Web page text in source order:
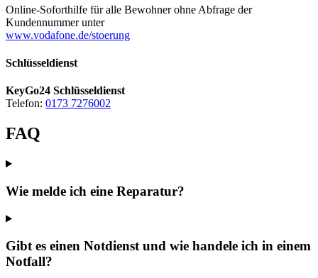
Online-Soforthilfe für alle Bewohner ohne Abfrage der
Kundennummer unter
www.vodafone.de/stoerung
Schlüsseldienst
KeyGo24 Schlüsseldienst
Telefon: 0173 7276002
FAQ
Wie melde ich eine Reparatur?
Gibt es einen Notdienst und wie handele ich in einem
Notfall?